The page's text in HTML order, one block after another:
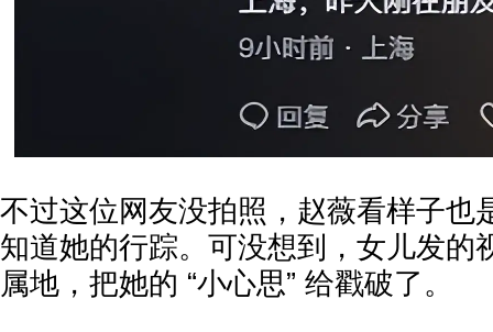
不过这位网友没拍照，赵薇看样子也
知道她的行踪。可没想到，女儿发的
属地，把她的 “小心思” 给戳破了。